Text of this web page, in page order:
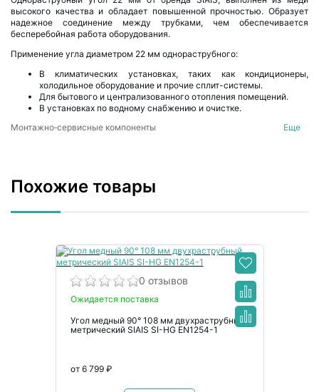
высокого качества и обладает повышенной прочностью. Образует
надежное соединение между трубками, чем обеспечивается
бесперебойная работа оборудования.
Применение угла диаметром 22 мм однораструбного:
В климатических установках, таких как кондиционеры,
холодильное оборудование и прочие сплит-системы.
Для бытового и централизованного отопления помещений.
В установках по водному снабжению и очистке.
Монтажно‑сервисные компоненты
Еще
Похожие товары
0 отзывов
Ожидается поставка
Угол медный 90° 108 мм двухраструбный
метрический SIAIS SI-HG EN1254-1
от 6 799 ₽